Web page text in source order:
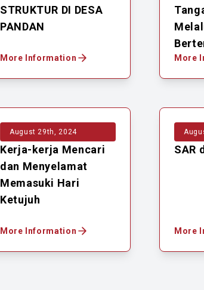
STRUKTUR DI DESA
PANDAN
More Information More
August 29th, 2024
Kerja-kerja Mencari
dan Menyelamat
Memasuki Hari
Ketujuh
More Information
SAR
More